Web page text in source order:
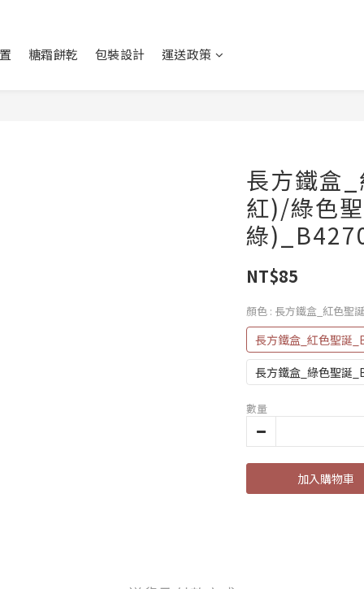
糖霜餅乾 包裝設計 運送政策
長方鐵盒
紅)/綠色
綠
NT$85
顏色 : 長方鐵盒_紅色聖
長方鐵盒_紅色聖誕
長方鐵盒_綠色聖誕
數量
加入購物車